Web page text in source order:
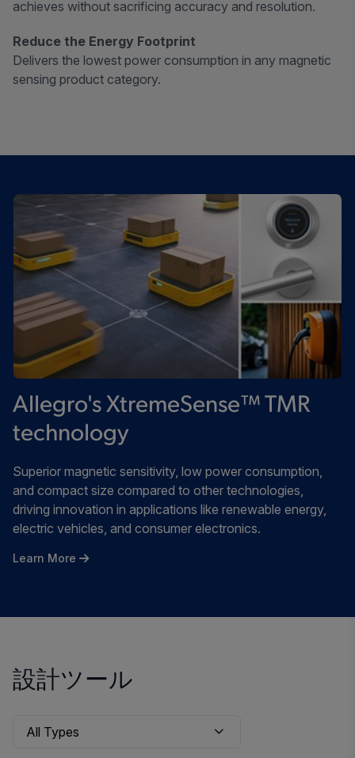
achieves without sacrificing accuracy and resolution.
Reduce the Energy Footprint
Delivers the lowest power consumption in any magnetic
sensing product category.
Allegro's XtremeSense™ TMR
technology
Superior magnetic sensitivity, low power consumption,
and compact size compared to other technologies,
driving innovation in applications like renewable energy,
electric vehicles, and consumer electronics.
Learn More
設計ツール